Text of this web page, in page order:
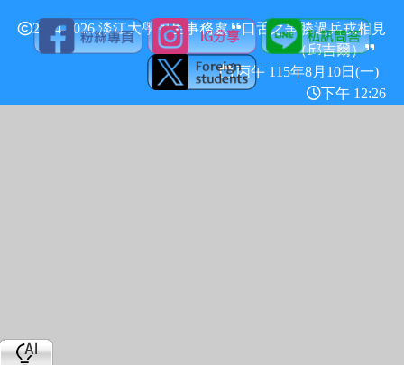
2024-2026 淡江大學學生事務處
口舌之爭勝過兵戎相見
（邱吉爾）
丙午 115年8月10日(一)
下午 12:26